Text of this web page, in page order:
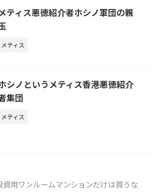
ティス悪徳紹介者ホシノ軍団の親
メティス
シノというメティス香港悪徳紹介
集団
メティス
資用ワンルームマンションだけは買うな